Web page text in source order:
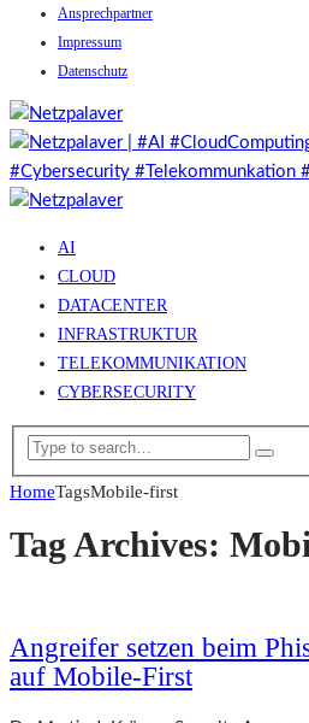
Ansprechpartner
Impressum
Datenschutz
AI
CLOUD
DATACENTER
INFRASTRUKTUR
TELEKOMMUNIKATION
CYBERSECURITY
HomeTagsMobile-first
Tag Archives:
Angreifer setzen beim
auf Mobile-First